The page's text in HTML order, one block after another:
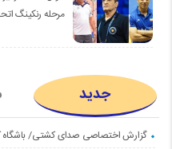
مرحله رنکینگ
جدید
گزارش اختصاصی صدای کشتی/ باشگاه